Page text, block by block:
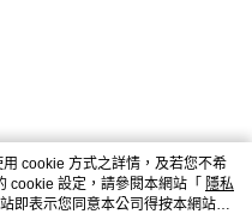
cookie 方式之詳情，及若您不希
cookie 設定，請參閱本網站「 隱私
即表示您同意本公司得按本網站使